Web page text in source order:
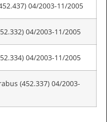
04/2003-11/2005
04/2003-11/2005
04/2003-11/2005
(452.337) 04/2003-